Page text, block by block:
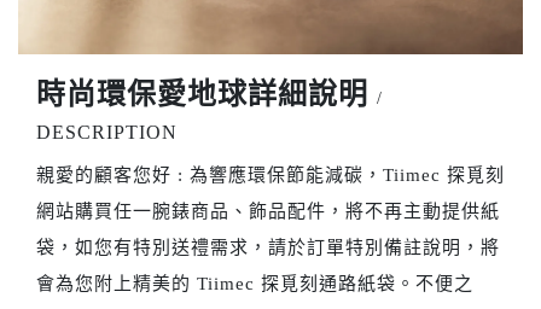
時尚環保愛地球詳細說明 /
DESCRIPTION
親愛的顧客您好 : 為響應環保節能減碳，Tiimec 探覓刻
網站購買任一腕錶商品、飾品配件，將不再主動提供紙
袋，如您有特別送禮需求，請於訂單特別備註說明，將
會為您附上精美的 Tiimec 探覓刻通路紙袋。不便之